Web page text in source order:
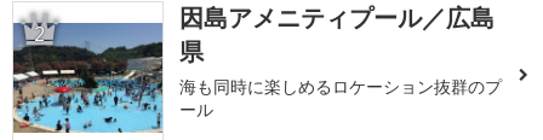
2
因島アメニティプール／広島
県
海も同時に楽しめるロケーション抜群のプ
ール